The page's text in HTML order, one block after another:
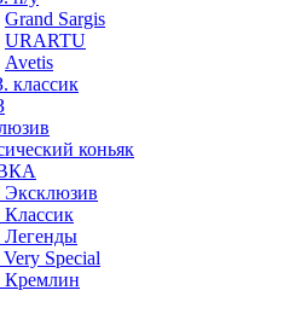
Grand Sargis
URARTU
Avetis
классик
коньяк
Speсial